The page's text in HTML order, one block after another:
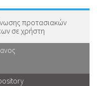
προτασιακών
σε χρήστη